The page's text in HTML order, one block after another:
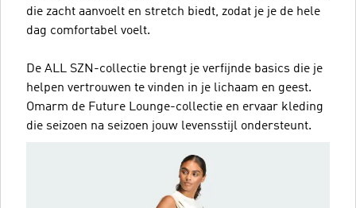
die zacht aanvoelt en stretch biedt, zodat je je de hele
dag comfortabel voelt.
De ALL SZN-collectie brengt je verfijnde basics die je
helpen vertrouwen te vinden in je lichaam en geest.
Omarm de Future Lounge-collectie en ervaar kleding
die seizoen na seizoen jouw levensstijl ondersteunt.